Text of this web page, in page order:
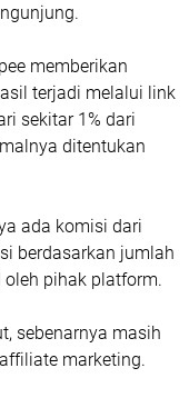
memberikan
terjadi melalui link
sekitar 1% dari
ditentukan
ada komisi dari
berdasarkan jumlah
pihak platform.
sebenarnya masih
marketing.